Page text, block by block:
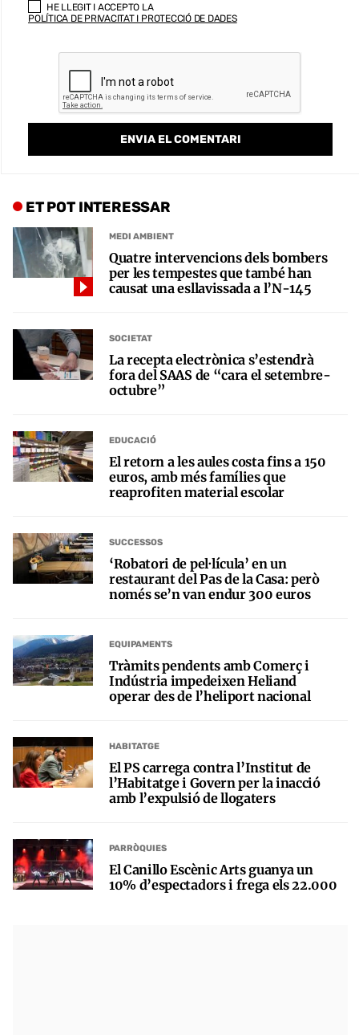
HE LLEGIT I ACCEPTO LA
POLÍTICA DE PRIVACITAT I PROTECCIÓ DE DADES
ET POT INTERESSAR
MEDI AMBIENT
Quatre intervencions dels bombers
per les tempestes que també han
causat una esllavissada a l’N-145
SOCIETAT
La recepta electrònica s’estendrà
fora del SAAS de “cara el setembre-
octubre”
EDUCACIÓ
El retorn a les aules costa fins a 150
euros, amb més famílies que
reaprofiten material escolar
SUCCESSOS
‘Robatori de pel·lícula’ en un
restaurant del Pas de la Casa: però
només se’n van endur 300 euros
EQUIPAMENTS
Tràmits pendents amb Comerç i
Indústria impedeixen Heliand
operar des de l’heliport nacional
HABITATGE
El PS carrega contra l’Institut de
l’Habitatge i Govern per la inacció
amb l’expulsió de llogaters
PARRÒQUIES
El Canillo Escènic Arts guanya un
10% d’espectadors i frega els 22.000